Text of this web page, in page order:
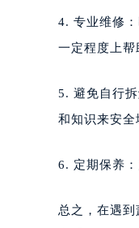
4. 专业维修
一定程度上帮
5. 避免自行
和知识来安全
6. 定期保养
总之，在遇